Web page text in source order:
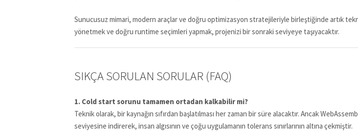
Sunucusuz mimari, modern araçlar ve doğru optimizasyon stratejileriyle birleştiğinde artık
yönetmek ve doğru runtime seçimleri yapmak, projenizi bir sonraki seviyeye taşıyacaktır.
SIKÇA SORULAN SORULAR (FAQ)
1. Cold start sorunu tamamen ortadan kalkabilir mi?
Teknik olarak, bir kaynağın sıfırdan başlatılması her zaman bir süre alacaktır. Ancak
seviyesine indirerek, insan algısının ve çoğu uygulamanın tolerans sınırlarının altına çekmiştir.